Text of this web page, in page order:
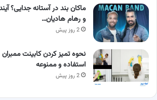
ماکان بند در آستانه جدایی؟
و رهام هادیان…
2 روز پیش
نحوه تمیز کردن کابینت
استفاده و ممنوعه
2 روز پیش